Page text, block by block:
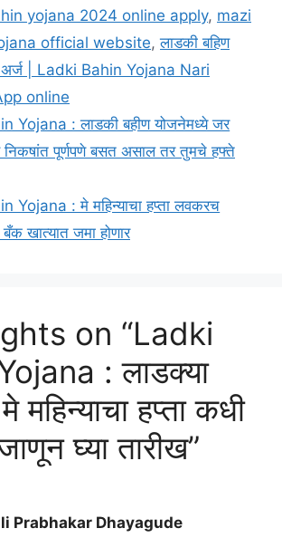
yojana 2024 online apply, mazi
official website,लाडकी बहिण
अर्ज | Ladki Bahin Yojana Nari
online
Yojana : लाडकी बहीण योजनेमध्ये जर
निकषांत पूर्णपणे बसत असाल तर तुमचे हफ्ते
Yojana : मे महिन्याचा हप्ता लवकरच
बँक खात्यात जमा होणार
on “Ladki
: लाडक्या
महिन्याचा हप्ता कधी
घ्या तारीख”
Prabhakar Dhayagude